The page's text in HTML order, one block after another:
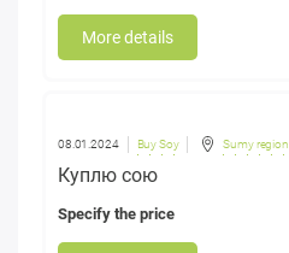
More details
08.01.2024 Buy Soy Sumy region
Куплю сою
Specify the price